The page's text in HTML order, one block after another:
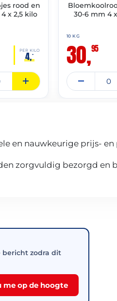
rood en
x 2,5 kilo
PER KILO
4,–
✓ VAST
30-6 mm 4
10 KG
30,95
en nauwkeurige prijs-
zorgvuldig bezorgd en
bericht zodra dit
me op de hoogte